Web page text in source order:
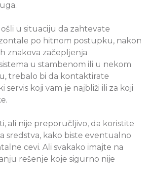
u situaciju da zahtevate
po hitnom postupku, nakon
znakova začepljenja
u stambenom ili u nekom
trebalo bi da kontaktirate
servis koji vam je najbliži ili za koji
ali nije preporučljivo, da koristite
sredstva, kako biste eventualno
cevi. Ali svakako imajte na
rešenje koje sigurno nije